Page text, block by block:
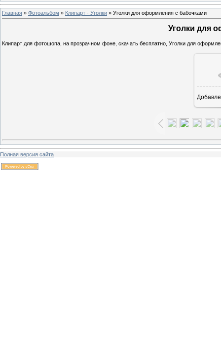
Главная » Фотоальбом » Клипарт - Уголки » Уголки для оформления с бабочками
Уголки для
Клипарт для фотошопа, на прозрачном фоне, скачать бесплатно, Уголки для
Полная версия сайта